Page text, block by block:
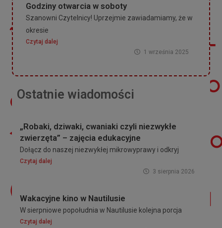
Godziny otwarcia w soboty
Szanowni Czytelnicy! Uprzejmie zawiadamiamy, że w
okresie
Czytaj dalej
1 września 2025
Ostatnie wiadomości
„Robaki, dziwaki, cwaniaki czyli niezwykłe
zwierzęta” – zajęcia edukacyjne
Dołącz do naszej niezwykłej mikrowyprawy i odkryj
Czytaj dalej
3 sierpnia 2026
Wakacyjne kino w Nautilusie
W sierpniowe popołudnia w Nautilusie kolejna porcja
Czytaj dalej